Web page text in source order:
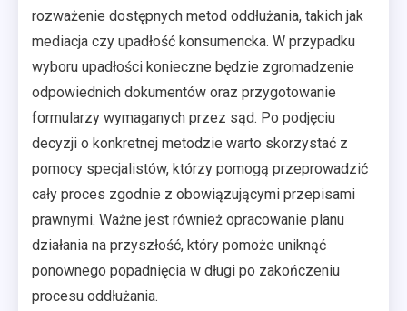
rozważenie dostępnych metod oddłużania, takich jak
mediacja czy upadłość konsumencka. W przypadku
wyboru upadłości konieczne będzie zgromadzenie
odpowiednich dokumentów oraz przygotowanie
formularzy wymaganych przez sąd. Po podjęciu
decyzji o konkretnej metodzie warto skorzystać z
pomocy specjalistów, którzy pomogą przeprowadzić
cały proces zgodnie z obowiązującymi przepisami
prawnymi. Ważne jest również opracowanie planu
działania na przyszłość, który pomoże uniknąć
ponownego popadnięcia w długi po zakończeniu
procesu oddłużania.